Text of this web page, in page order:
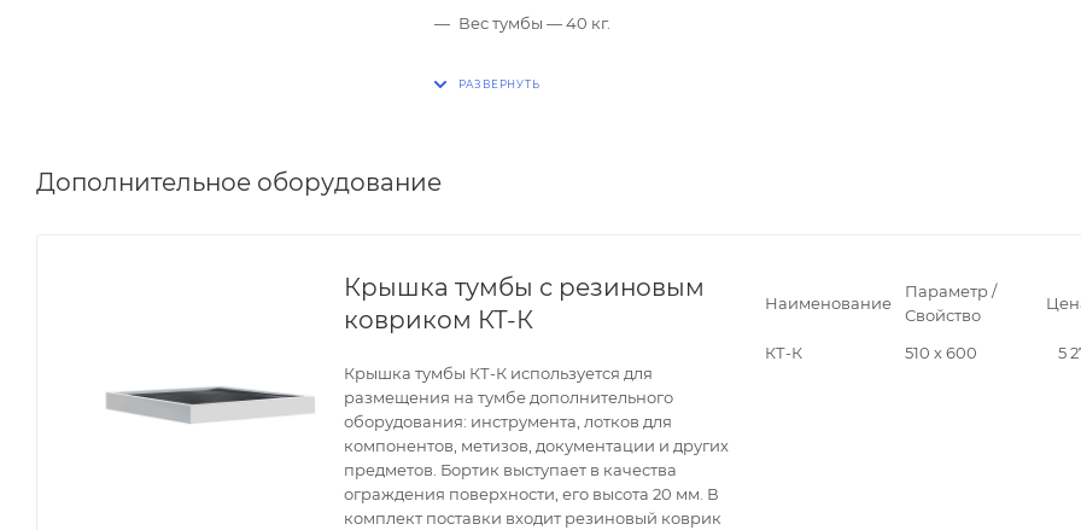
Вес тумбы — 40 кг.
Дополнительное оборудование
Крышка тумбы с резиновым
ковриком КТ-К
Крышка тумбы КТ-К используется для
размещения на тумбе дополнительного
оборудования: инструмента, лотков для
компонентов, метизов, документации и других
предметов. Бортик выступает в качества
ограждения поверхности, его высота 20 мм. В
комплект поставки входит резиновый коврик
Наименование
Параметр /
Свойство
КТ-К 510 х 600 5